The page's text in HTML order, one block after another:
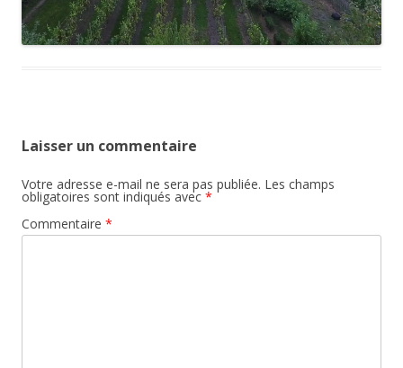
Laisser un commentaire
Votre adresse e-mail ne sera pas publiée. Les champs
obligatoires sont indiqués avec *
Commentaire *